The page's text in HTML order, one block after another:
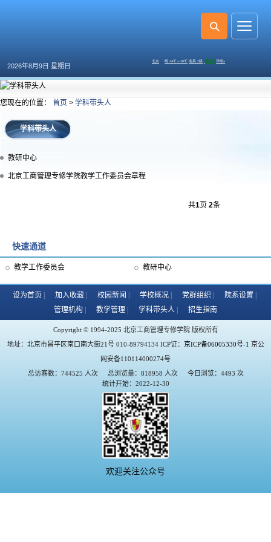
2026年8月9日 星期日
快速通道
教学工作委员会 教研中心
您现在的位置： 首页 > 学科带头人
学科带头人
教研中心
北京工商管理专修学院教学工作委员会章程
共1页 2条
设为首页 加入收藏 校园新闻 学校概况 党群组织
院系设置
管理机构
教学管理 学科带头人 招生指南
Copyright © 1994-2025 北京工商管理专修学院 版权所有
地址：北京市昌平区南口南大街21号 010-89794134 ICP证： 京ICP备06005330号-1 京公
网安备110114000274号
总访客数：744525 人次
总浏览量：818958 人次
今日浏览：4493 次
统计开始：2022-12-30
欢迎关注公众号